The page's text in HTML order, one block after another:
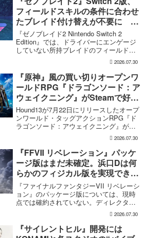
介氏が...
フィールドスキルの条件に合わせ
たブレイド付け替えが不要に 編
成外の所持ブレイドも判定対象
『ゼノブレイド2 Nintendo Switch 2
Edition』では、ドライバーにエンゲージ
していない所持ブレイドのフィールドス
キルも判定に反映され、必要なスキルに
合わせてブレイドを付け替える作業が不
要になっていることが、日本と海外の...
2026.07.30
『原神』風の買い切りオープンワ
ールドRPG『ドラゴンソード：ア
ウェイクニング』がSteamで好発
進。価格3,480円、レビュー5,000
件超で約90％好評
Hound13が7月22日にリリースしたオープ
ンワールド・タッグアクションRPG『ド
ラゴンソード：アウェイクニング』が、
Steamで好調なスタートを切った。7月30
日の確認時点で、全言語・全購入形態の
ユーザーレビューは5,710件に達し、う...
2026.07.30
『FFVII リベレーション』パッケ
ージ版はまだ未確定。浜口Dは何
らかのフィジカル版を実現できる
よう調整中
『ファイナルファンタジーVII リベレーシ
ョン』のパッケージ版については、現時
点では確約されていない。ディレクター
の浜口直樹氏によると、具体的な商品ラ
インナップは社内で協議中で、何らかの
フィジカル版を実現できるよう調整を進
めているという。G...
2026.07.30
『サイレントヒル』開発には